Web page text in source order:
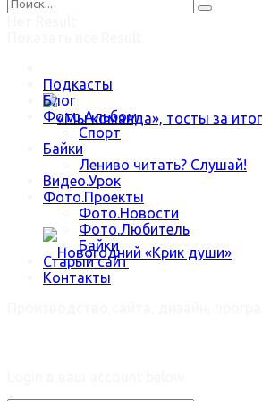
«Мы команда», тосты за
Подкасты
Блог
Фото.Альбом
Спорт
Байки
Лениво читать? Слушай!
Видео.Урок
Фото.Проекты
Фото.Новости
Фото.Любитель
Байки
Старый сайт
Контакты